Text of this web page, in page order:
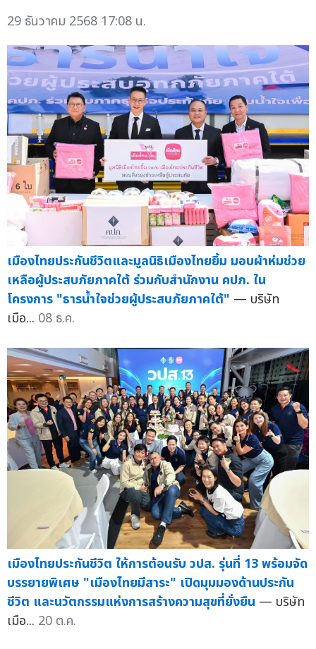
29 ธันวาคม 2568 17:08 น.
เมืองไทยประกันชีวิตและมูลนิธิเมืองไทยยิ้ม มอบผ้าห่มช่วย
เหลือผู้ประสบภัยภาคใต้ ร่วมกับสำนักงาน คปภ. ใน
โครงการ "ธารน้ำใจช่วยผู้ประสบภัยภาคใต้" — บริษัท
เมือ... 08 ธ.ค.
เมืองไทยประกันชีวิต ให้การต้อนรับ วปส. รุ่นที่ 13 พร้อมจัด
บรรยายพิเศษ "เมืองไทยมีสาระ" เปิดมุมมองด้านประกัน
ชีวิต และนวัตกรรมแห่งการสร้างความสุขที่ยั่งยืน — บริษัท
เมือ... 20 ต.ค.